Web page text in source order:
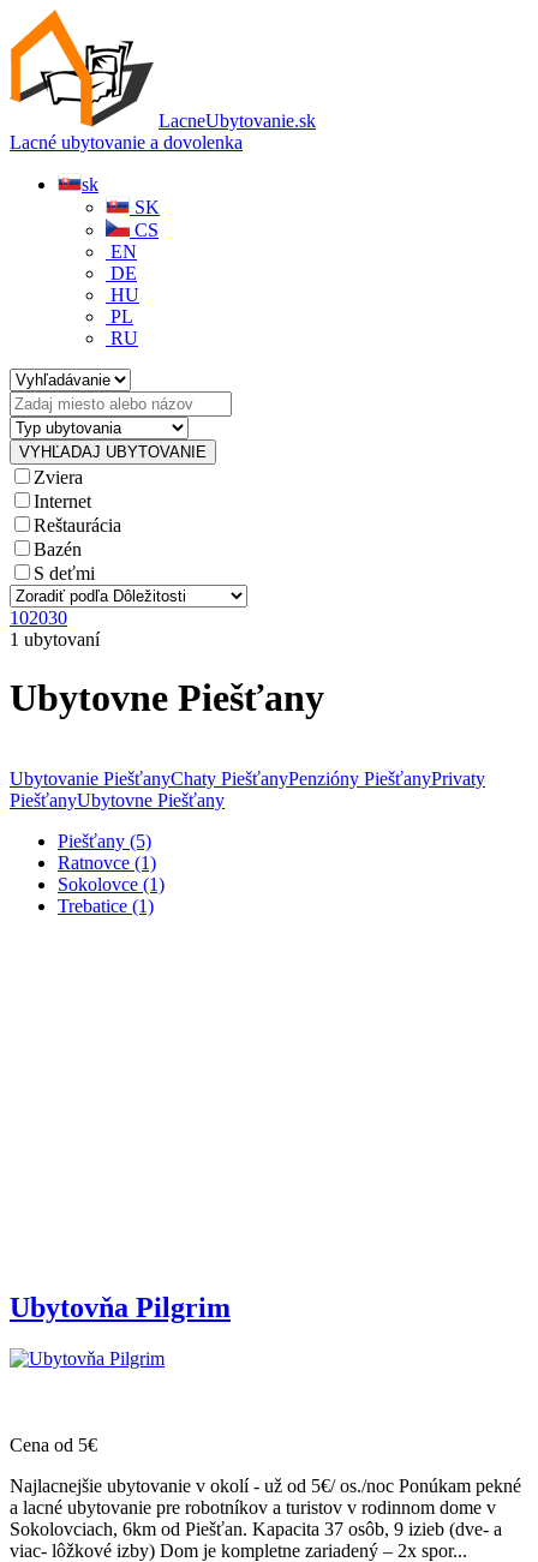
LacneUbytovanie.sk
Lacné ubytovanie a dovolenka
sk
SK
CS
EN
DE
HU
PL
RU
Zviera
Internet
Reštaurácia
Bazén
S deťmi
102030
1 ubytovaní
Ubytovne Piešťany
Ubytovanie PiešťanyChaty PiešťanyPenzióny PiešťanyPrivaty
PiešťanyUbytovne Piešťany
Piešťany (5)
Ratnovce (1)
Sokolovce (1)
Trebatice (1)
Ubytovňa Pilgrim
Cena od 5€
Najlacnejšie ubytovanie v okolí - už od 5€/ os./noc Ponúkam pekné
a lacné ubytovanie pre robotníkov a turistov v rodinnom dome v
Sokolovciach, 6km od Piešťan. Kapacita 37 osôb, 9 izieb (dve- a
viac- lôžkové izby) Dom je kompletne zariadený – 2x spor...